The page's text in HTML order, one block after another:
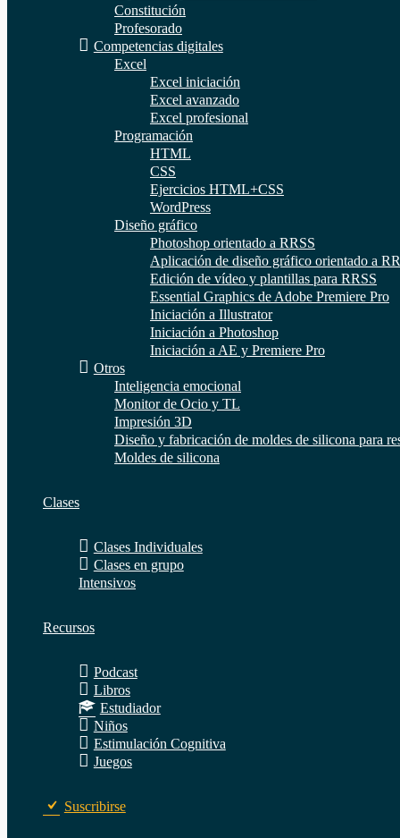
Constitución
Profesorado
Competencias digitales
Excel
Excel iniciación
Excel avanzado
Excel profesional
Programación
HTML
CSS
Ejercicios HTML+CSS
WordPress
Diseño gráfico
Photoshop orientado a RRSS
Aplicación de diseño gráfico orientado a
Edición de vídeo y plantillas para RRSS
Essential Graphics de Adobe Premiere Pro
Iniciación a Illustrator
Iniciación a Photoshop
Iniciación a AE y Premiere Pro
Otros
Inteligencia emocional
Monitor de Ocio y TL
Impresión 3D
Diseño y fabricación de moldes de silicona para
Moldes de silicona
Clases
Clases Individuales
Clases en grupo
Intensivos
Recursos
Podcast
Libros
Estudiador
Niños
Estimulación Cognitiva
Juegos
Suscribirse